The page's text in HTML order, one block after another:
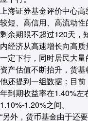
上海证券基金评价中心
较短、高信用、高流动
剩余期限不超过120天，
内经济从高速增长向高
一定下行，同时居民大
资产估值不断抬升，货基
他还提到一组数据：目
年到期收益率在1.40%左
1.10%-1.20%之间。
“另外，货币基金由于还